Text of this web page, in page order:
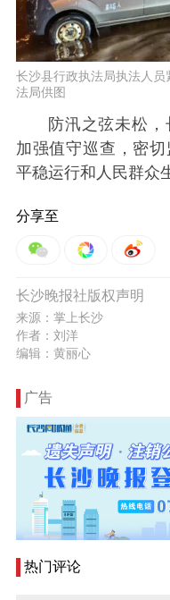
长沙县行政执法局执法人
法局供图
防汛之弦未松
加强值守巡查，密
平稳运行和人民群众
分享至
长沙晚报社版权声明
来源：掌上长沙
作者：刘洋
编辑：黄丽心
广告
热门评论